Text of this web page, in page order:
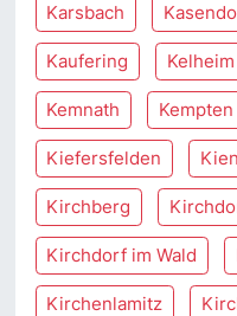
Karsbach
Kaufering Kelheim
Kemnath
Kiefersfelden
Kirchberg
Kirchdorf im Wald
Kirchenlamitz